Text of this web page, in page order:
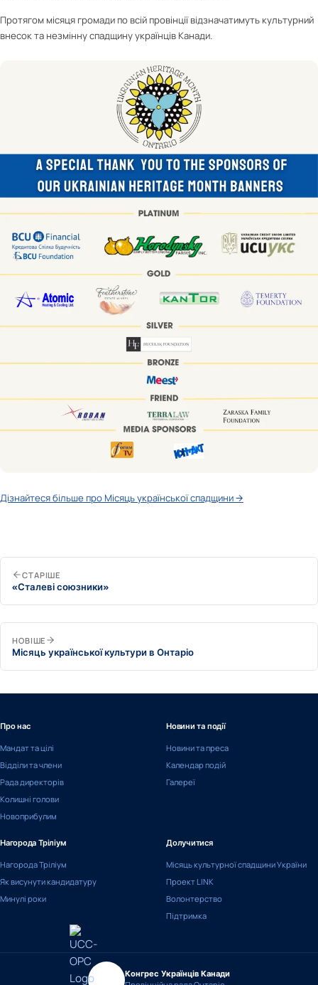
Протягом місяця громади по всій провінції відзначатимуть культурний
внесок та незмінну спадщину українців Канади.
Дізнайтеся більше про Місяць української спадщини →
СТАРІШЕ
«Сталеві союзники»
НОВІШЕ
Місяць української культури в Онтаріо
Про нас
Мандат та цілі
Відділи та члени
Рада директорів
Колишні голови
Новоприбулим
Новини та події
Новини та преса
Календар подій
Галереї
Нагорода Тріліум
Нагорода Тріліум
Як висунути кандидатуру
Минулі роки
Долучитися
Місяць культурної спадщини України
Проект LINK
Волонтерство
Підтримка
Конгрес Українців Канади